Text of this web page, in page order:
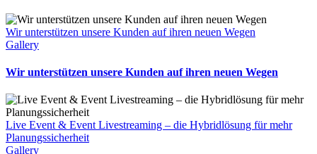
Wir unterstützen unsere Kunden auf ihren neuen Wegen
Gallery
Wir unterstützen unsere Kunden auf ihren neuen Wegen
Live Event & Event Livestreaming – die Hybridlösung für mehr
Planungssicherheit
Gallery